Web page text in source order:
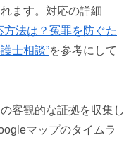
ます。対応の詳細
方法は？冤罪を防ぐた
士相談”を参考にして
客観的な証拠を収集し
マップのタイムラ